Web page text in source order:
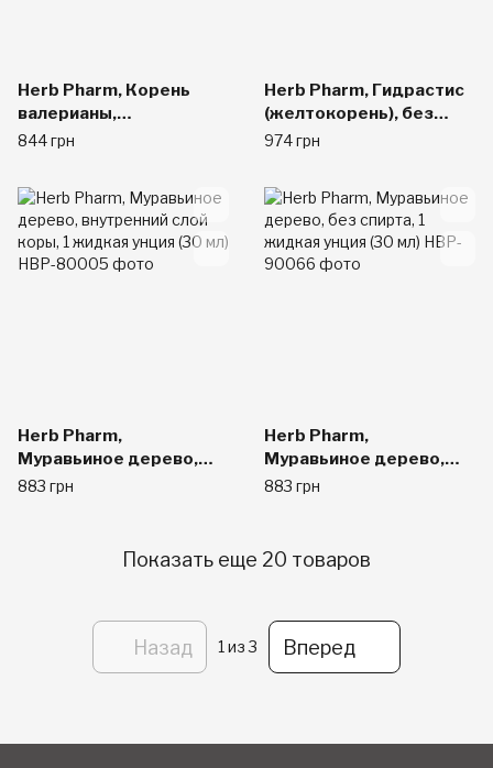
Herb Pharm, Корень
валерианы,
безалкогольный
844 грн
Herb Pharm, Гидрастис
(желтокорень), без
спирта, 1 жидкая унция
974 грн
Herb Pharm,
Муравьиное дерево,
внутренний слой коры, 1
883 грн
Herb Pharm,
Муравьиное дерево,
без спирта, 1 жидкая
883 грн
Показать еще 20 товаров
Назад 1 из 3 Вперед